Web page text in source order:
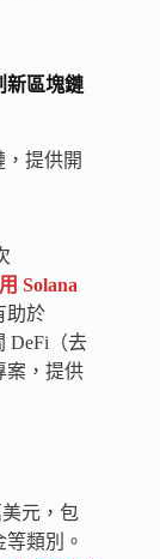
新區塊鏈
，提供開
Solana
助於
DeFi（去
案，提供
美元，包
類別。